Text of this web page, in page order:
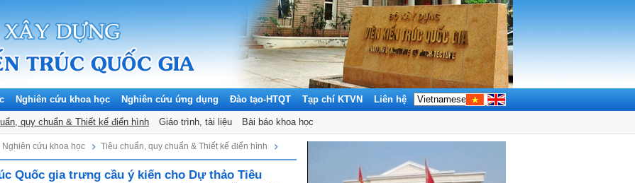
Nghiên cứu khoa học
quy chuẩn & Thiết kế điển hình Giáo trình, tài liệu Bài báo khoa học
Nghiên cứu ứng dụng Đào tạo-HTQT Tạp chí KTVN Liên hệ
Nghiên cứu khoa học Tiêu chuẩn, quy chuẩn & Thiết kế điển hình
Quốc gia trưng cầu ý kiến cho Dự thảo Tiêu